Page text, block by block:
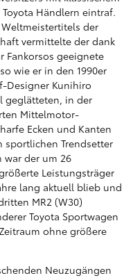
Händlern eintraf.
der
vermittelte der dank
Fankorsos geeignete
wie er in den 1990er
Designer Kunihiro
geglätteten, in der
Mittelmotor-
Ecken und Kanten
sportlichen Trendsetter
war der um 26
Leistungsträger
lang aktuell blieb und
MR2 (W30)
Toyota Sportwagen
ohne größere
Neuzugängen